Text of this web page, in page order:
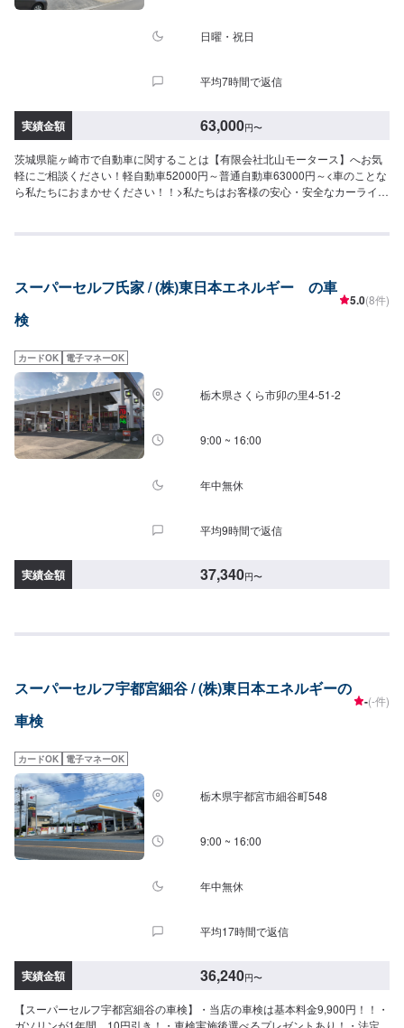
イル交換(当社指定オイル5Lまで)⑤フラッシング⑥オイルエレメント⑦エア
＆実施された方に選べるプレゼント】A〜Cよりお好きなものをお一つプレゼ
B.BOXティッシュ60箱C.〈当社指定オイル限定〉エンジンオイル交換３回無
料券※「エンジンオイル」交換はお車にあったオイルで交換（5Lまで/交換工
キャンペーンの割引との併用はできません。＜＜＜注意事項＞＞＞・事業用
登録者、トラック類、8ナンバー車、並行輸入車、一部外車、改造車はお受け
できません。・外車、ハイブリッド車、ダブルタイヤ車の車検基本料は車種
は、お車の状態に合わせ、別途お見積りとなります。・ブレーキ関連整備費
ます。▶︎詳しく知りたい方はお問い合わせください
日曜・祝日
平均7時間で返信
実績金額 63,000円〜
茨城県龍ヶ崎市で自動車に関することは【有限会社北山モータース】へお気
軽にご相談ください！軽自動車52000円～普通自動車63000円～<車のことな
ら私たちにおまかせください！！>私たちはお客様の安心・安全なカーライフ
です。お車の購入から日ごろのメンテナンス、修理、保険相談まであらゆる
い合わせ【2】お見積り【3】お見積りにご納得いただければ作業開始【4】
仕上がり次第納車-----納期について-----納期は通常1日～2日程度で納車となり
ます。(要相談)納期は前後する場合がございます。予めご了承ください。-----
スペースは事務所前の空いているスペースに駐車してください。受付はスタ
ッフへ「メンテモで予約しました」とお伝えください。ご案内いたします。
【定休日・営業時間】定休日：日曜日、祝日、第二土曜日営業時間：
8:30~17:30
スーパーセルフ氏家 / (株)東日本エネルギー の車
検
5.0(8件)
カードOK 電子マネーOK
栃木県さくら市卯の里4-51-2
9:00 ~ 16:00
年中無休
平均9時間で返信
実績金額 37,340円〜
スーパーセルフ宇都宮細谷 / (株)東日本エネルギーの
車検
-(-件)
カードOK 電子マネーOK
栃木県宇都宮市細谷町548
9:00 ~ 16:00
年中無休
平均17時間で返信
実績金額 36,240円〜
【スーパーセルフ宇都宮細谷の車検】・当店の車検は基本料金9,900円！！・